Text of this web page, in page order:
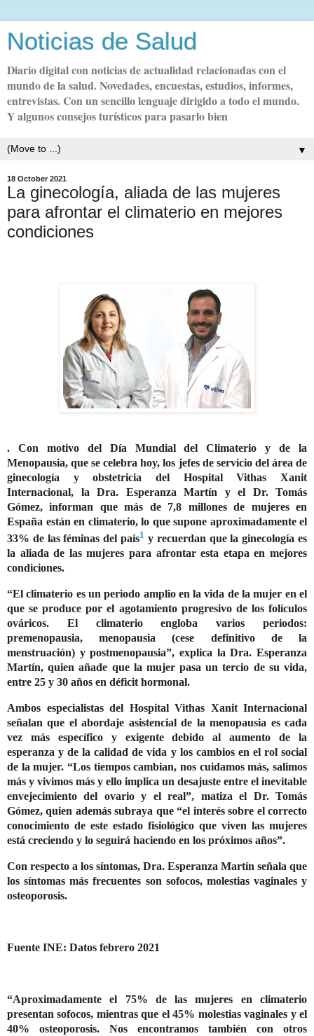
Noticias de Salud
Diario digital con noticias de actualidad relacionadas con el
mundo de la salud. Novedades, encuestas, estudios, informes,
entrevistas. Con un sencillo lenguaje dirigido a todo el mundo.
Y algunos consejos turísticos para pasarlo bien
▼
18 October 2021
La ginecología, aliada de las mujeres
para afrontar el climaterio en mejores
condiciones
. Con motivo del Día Mundial del Climaterio y de la
Menopausia, que se celebra hoy, los jefes de servicio del área de
ginecología y obstetricia del Hospital Vithas Xanit
Internacional, la Dra. Esperanza Martín y el Dr. Tomás
Gómez, informan que más de 7,8 millones de mujeres en
España están en climaterio, lo que supone aproximadamente el
33% de las féminas del país1 y recuerdan que la ginecología es
la aliada de las mujeres para afrontar esta etapa en mejores
condiciones.
“El climaterio es un periodo amplio en la vida de la mujer en el
que se produce por el agotamiento progresivo de los folículos
ováricos. El climaterio engloba varios periodos:
premenopausia, menopausia (cese definitivo de la
menstruación) y postmenopausia”, explica la Dra. Esperanza
Martín, quien añade que la mujer pasa un tercio de su vida,
entre 25 y 30 años en déficit hormonal.
Ambos especialistas del Hospital Vithas Xanit Internacional
señalan que el abordaje asistencial de la menopausia es cada
vez más específico y exigente debido al aumento de la
esperanza y de la calidad de vida y los cambios en el rol social
de la mujer. “Los tiempos cambian, nos cuidamos más, salimos
más y vivimos más y ello implica un desajuste entre el inevitable
envejecimiento del ovario y el real”, matiza el Dr. Tomás
Gómez, quien además subraya que “el interés sobre el correcto
conocimiento de este estado fisiológico que viven las mujeres
está creciendo y lo seguirá haciendo en los próximos años”.
Con respecto a los síntomas, Dra. Esperanza Martín señala que
los síntomas más frecuentes son sofocos, molestias vaginales y
osteoporosis.
Fuente INE: Datos febrero 2021
“Aproximadamente el 75% de las mujeres en climaterio
presentan sofocos, mientras que el 45% molestias vaginales y el
40% osteoporosis. Nos encontramos también con otros